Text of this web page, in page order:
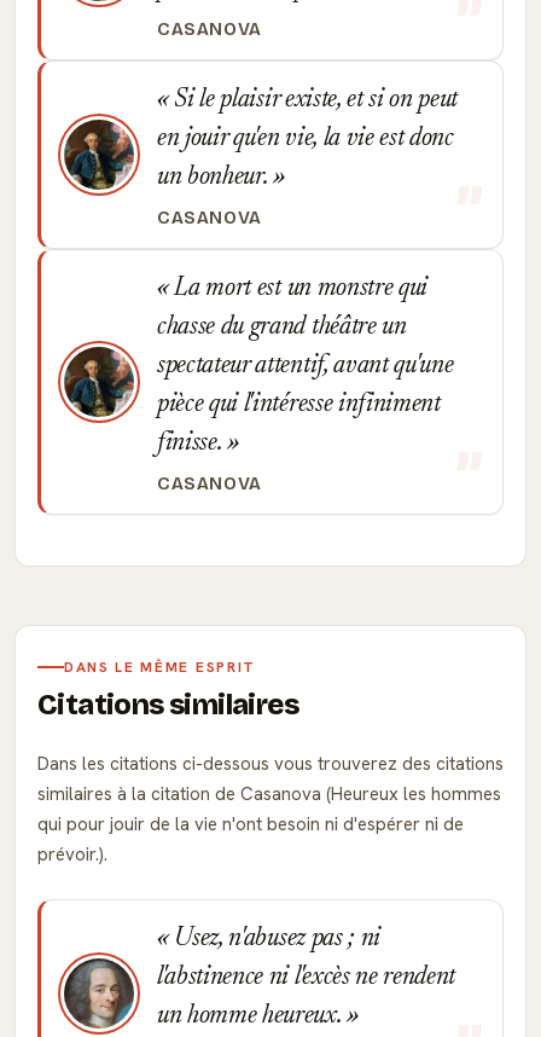
CASANOVA
Si le plaisir existe, et si on peut
en jouir qu'en vie, la vie est donc
un bonheur.
CASANOVA
La mort est un monstre qui
chasse du grand théâtre un
spectateur attentif, avant qu'une
pièce qui l'intéresse infiniment
finisse.
CASANOVA
DANS LE MÊME ESPRIT
Citations similaires
Dans les citations ci-dessous vous trouverez des citations
similaires à la citation de Casanova (Heureux les hommes
qui pour jouir de la vie n'ont besoin ni d'espérer ni de
prévoir.).
Usez, n'abusez pas ; ni
l'abstinence ni l'excès ne rendent
un homme heureux.